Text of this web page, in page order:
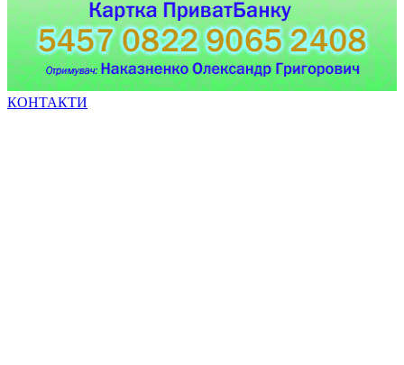
КОНТАКТИ